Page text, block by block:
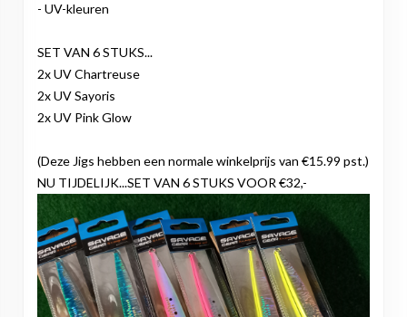
- UV-kleuren
SET VAN 6 STUKS...
2x UV Chartreuse
2x UV Sayoris
2x UV Pink Glow
(Deze Jigs hebben een normale winkelprijs van €15.99 pst.)
NU TIJDELIJK...SET VAN 6 STUKS VOOR €32,-